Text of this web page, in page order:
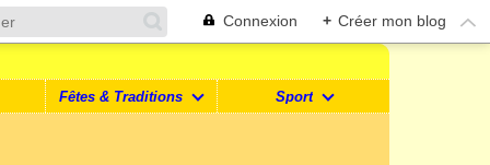
Connexion + Créer mon blog
Fêtes & Traditions Sport